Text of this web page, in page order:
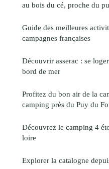
au bois du cé, proche du
Guide des meilleures
campagnes françaises
Découvrir asserac : se
bord de mer
Profitez du bon air de la
camping près du Puy du
Découvrez le camping 4
loire
Explorer la catalogne